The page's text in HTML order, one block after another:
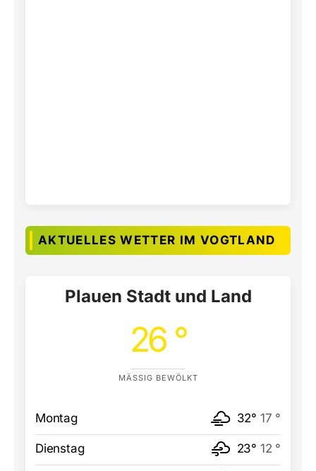
AKTUELLES WETTER IM VOGTLAND
Plauen Stadt und Land
26 °
MÄSSIG BEWÖLKT
Montag 32° 17 °
Dienstag 23° 12 °